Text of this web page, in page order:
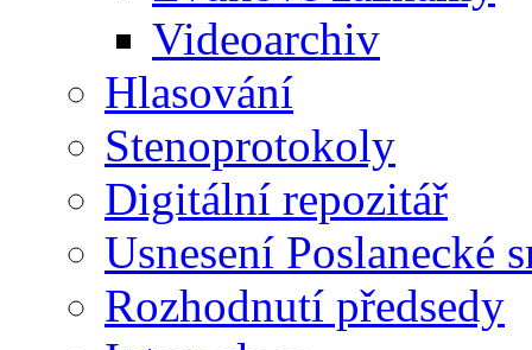
Videoarchiv
Hlasování
Stenoprotokoly
Digitální repozitář
Usnesení Poslanecké
Rozhodnutí předsedy